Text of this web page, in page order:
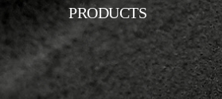
PRODUCTS